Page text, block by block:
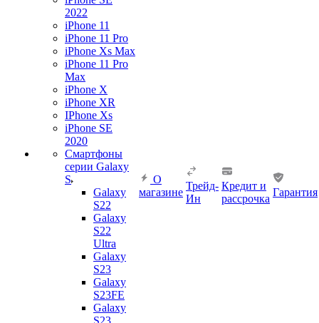
2022
iPhone 11
iPhone 11 Pro
iPhone Xs Max
iPhone 11 Pro
Max
iPhone X
iPhone XR
IPhone Xs
iPhone SE
2020
Смартфоны
серии Galaxy
S
Galaxy
S22
Galaxy
S22
Ultra
Galaxy
S23
Galaxy
S23FE
Galaxy
S23
О
магазине
Трейд-
Ин
Кредит и
рассрочка
Гарантия